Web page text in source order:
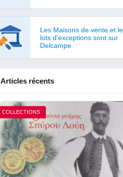
Les Maisons de vente et
lots d'exceptions sont sur
Delcampe
Articles récents
COLLECTIONS